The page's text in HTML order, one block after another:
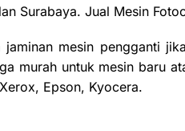
Surabaya. Jual Mesin
mesin pengganti
murah untuk mesin baru
Epson, Kyocera.